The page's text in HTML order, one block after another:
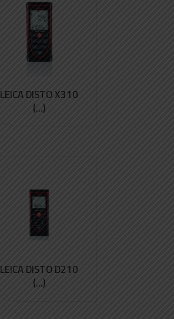
LEICA DISTO X310
(...)
LEICA DISTO D210
(...)